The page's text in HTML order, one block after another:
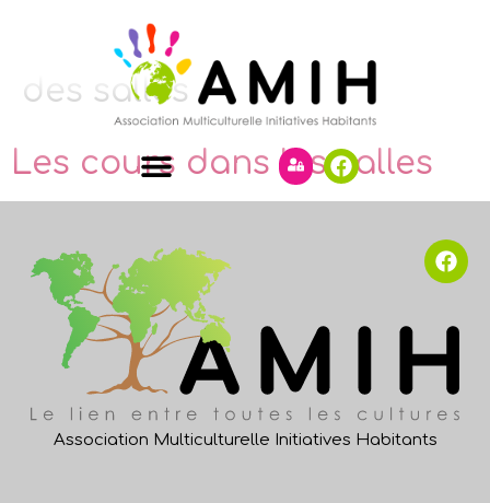
Catégorie :Disponibilités
des salles
Les cours dans les salles
Association Multiculturelle Initiatives Habitants